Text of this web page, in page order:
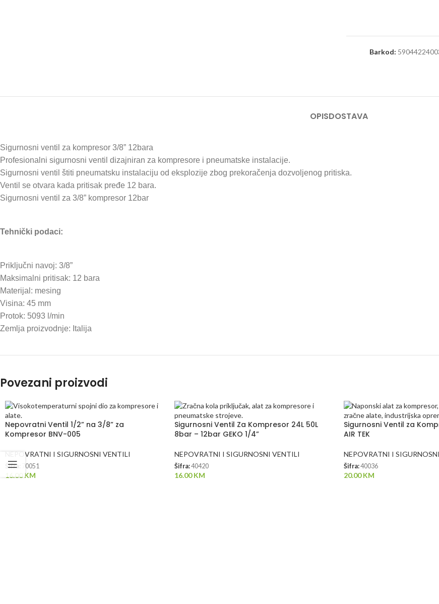
Barkod:
OPISDOSTAVA
Sigurnosni ventil za kompresor 3/8” 12bara
Profesionalni sigurnosni ventil dizajniran za kompresore i pneumatske instalacije.
Sigurnosni ventil štiti pneumatsku instalaciju od eksplozije zbog prekoračenja dozvoljenog pritiska.
Ventil se otvara kada pritisak pređe 12 bara.
Sigurnosni ventil za 3/8” kompresor 12bar
Tehnički podaci:
Priključni navoj: 3/8”
Maksimalni pritisak: 12 bara
Materijal: mesing
Visina: 45 mm
Protok: 5093 l/min
Zemlja proizvodnje: Italija
Povezani proizvodi
Nepovratni Ventil 1/2” na 3/8” za
Kompresor BNV-005
NEPOVRATNI I SIGURNOSNI VENTILI
Šifra: 70051
16.00 KM
Sigurnosni Ventil Za Kompresor 24L 50L
8bar – 12bar GEKO 1/4”
NEPOVRATNI I SIGURNOSNI VENTILI
Šifra:40420
16.00KM
Sigurnosni Ventil za
AIR TEK
NEPOVRATNI I
Šifra:40036
20.00KM